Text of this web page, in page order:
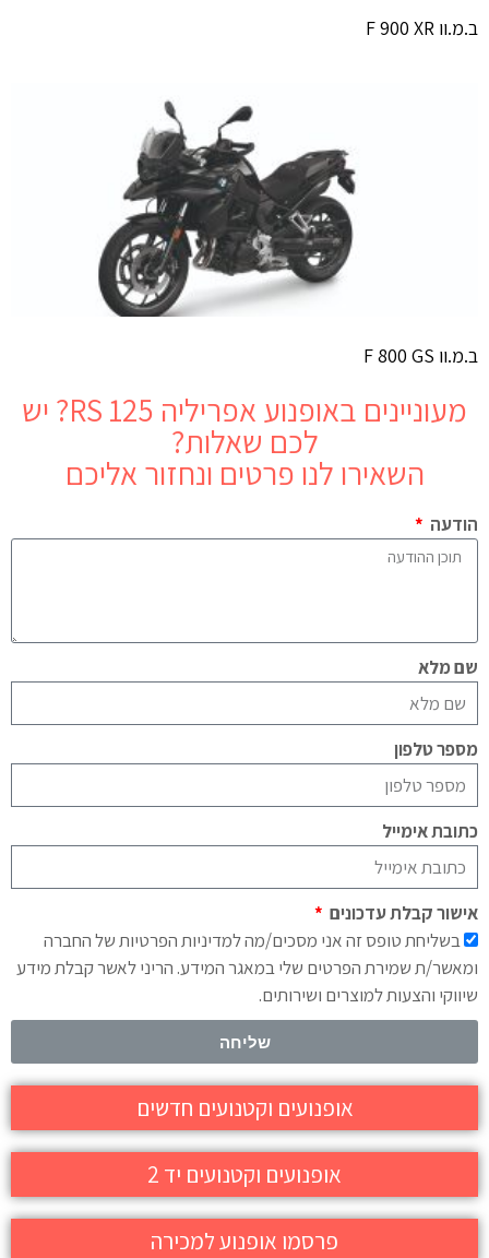
ב.מ.וו F 900 XR
ב.מ.וו F 800 GS
מעוניינים באופנוע אפריליה RS 125 ? יש
לכם שאלות?
השאירו לנו פרטים ונחזור אליכם
הודעה
שם מלא
מספר טלפון
כתובת אימייל
אישור קבלת עדכונים
בשליחת טופס זה אני מסכים/מה למדיניות הפרטיות של החברה
ומאשר/ת שמירת הפרטים שלי במאגר המידע. הריני לאשר קבלת מידע
שיווקי והצעות למוצרים ושירותים.
שליחה
אופנועים וקטנועים חדשים
אופנועים וקטנועים יד 2
פרסמו אופנוע למכירה